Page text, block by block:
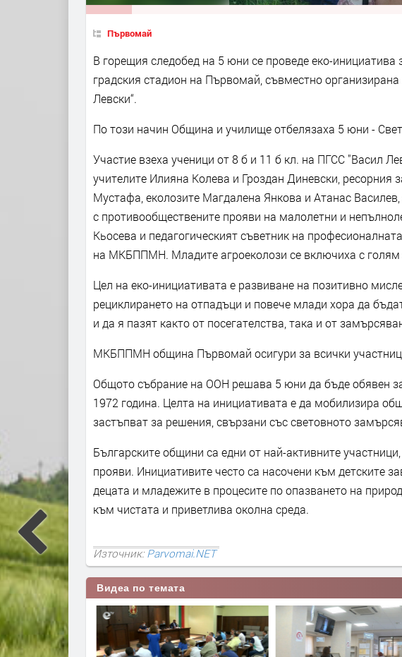
Първомай
В горещия следобед на 5 юни се проведе еко-
градския стадион на Първомай, съвместно
Левски“.
По този начин Община и училище отбелязаха 5 юни -
Участие взеха ученици от 8 б и 11 б кл. на ПГСС "Васил
учителите Илияна Колева и Гроздан Диневски,
Мустафа, еколозите Магдалена Янкова и Атанас
с противообществените прояви на малолетни и
Кьосева и педагогическият съветник на
на МКБППМН. Младите агроеколози се включиха с голям
Цел на еко-инициативата е развиване на позитивно
рециклирането на отпадъци и повече млади хора да
и да я пазят както от посегателства, така и от
МКБППМН община Първомай осигури за всички
Общото събрание на ООН решава 5 юни да бъде обявен
1972 година. Целта на инициативата е да мобилизира
застъпват за решения, свързани със световното
Българските общини са едни от най-активните
прояви. Инициативите често са насочени към детските
децата и младежите в процесите по опазването на
към чистата и приветлива околна среда.
Източник:Parvomai.NET
Видеа по темата